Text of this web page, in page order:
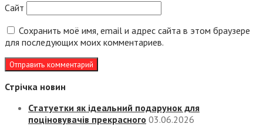
Сайт
Сохранить моё имя, email и адрес сайта в этом браузере
для последующих моих комментариев.
Стрічка новин
Статуетки як ідеальний подарунок для
поціновувачів прекрасного 03.06.2026